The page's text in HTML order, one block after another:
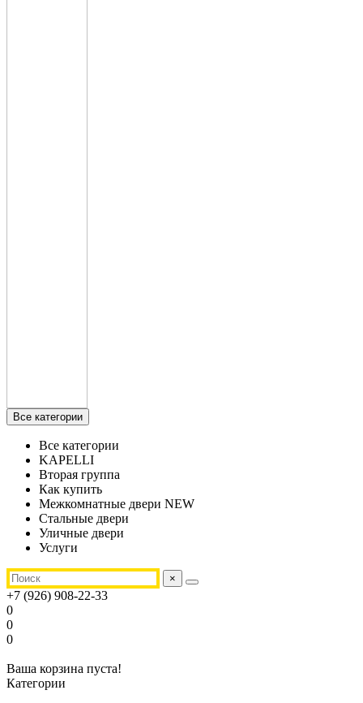
Все категории
Все категории
KAPELLI
Вторая группа
Как купить
Межкомнатные двери NEW
Стальные двери
Уличные двери
Услуги
×
+7 (926) 908-22-33
0
0
0
Ваша корзина пуста!
Категории